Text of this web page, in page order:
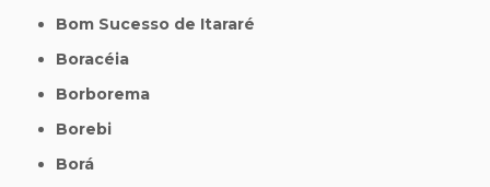
Bom Sucesso de Itararé
Boracéia
Borborema
Borebi
Borá